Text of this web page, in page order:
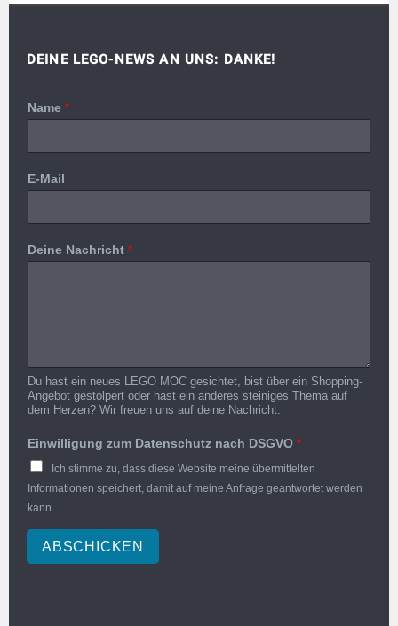
DEINE LEGO-NEWS AN UNS: DANKE!
Name *
E-Mail
Deine Nachricht *
Du hast ein neues LEGO MOC gesichtet, bist über ein Shopping-
Angebot gestolpert oder hast ein anderes steiniges Thema auf
dem Herzen? Wir freuen uns auf deine Nachricht.
Einwilligung zum Datenschutz nach DSGVO *
Ich stimme zu, dass diese Website meine übermittelten
Informationen speichert, damit auf meine Anfrage geantwortet werden
kann.
ABSCHICKEN